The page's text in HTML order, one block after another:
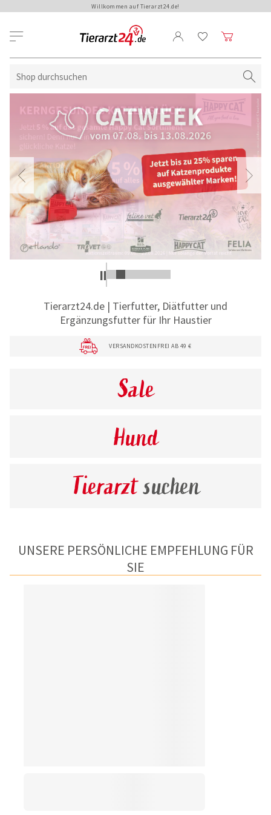
Willkommen auf Tierarzt24.de!
Tierarzt24.de | Tierfutter, Diätfutter und
Ergänzungsfutter für Ihr Haustier
VERSANDKOSTENFREI AB 49 €
Sale
Hund
Tierarztsuchen
UNSERE PERSÖNLICHE EMPFEHLUNG FÜR
SIE